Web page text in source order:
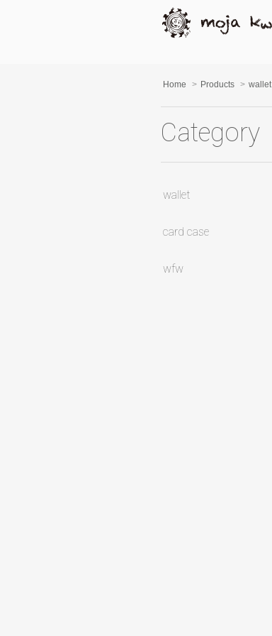
Home > Products > wallet
Category
wallet
card case
wfw